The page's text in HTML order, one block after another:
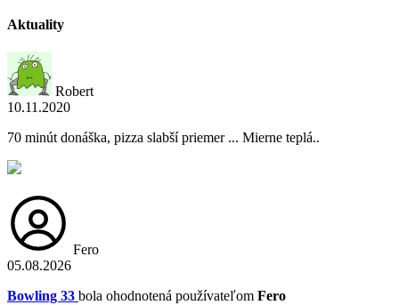
Aktuality
Robert
10.11.2020
70 minút donáška, pizza slabší priemer ... Mierne teplá..
Fero
05.08.2026
Bowling 33 bola ohodnotená používateľom Fero